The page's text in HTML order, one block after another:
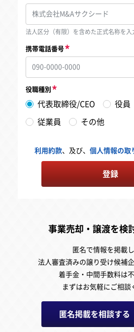
法人区分（有限）を含めた正式名称を入
携帯電話番号
役職種別
代表取締役/CEO 役員
従業員 その他
利用約款、及び、 個人情報の取
登録
事業売却・譲渡を検
匿名で情報を掲載し
法人審査済みの譲り受け候補
着手金・中間手数料は不
まずはお気軽にご相談
匿名掲載を相談する